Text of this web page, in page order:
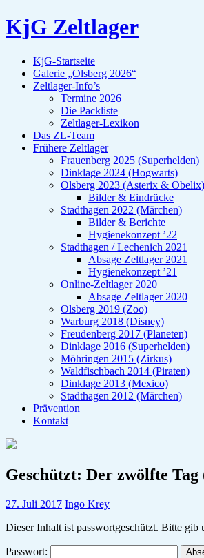
KjG Zeltlager
KjG-Startseite
Galerie „Olsberg 2026“
Zeltlager-Info’s
Termine 2026
Die Packliste
Zeltlager-Lexikon
Das ZL-Team
Frühere Zeltlager
Frauenberg 2025 (Superhelden)
Dinklage 2024 (Hogwarts)
Olsberg 2023 (Asterix & Obelix)
Bilder & Eindrücke
Stadthagen 2022 (Märchen)
Bilder & Berichte
Hygienekonzept ’22
Stadthagen / Lechenich 2021
Absage Zeltlager 2021
Hygienekonzept ’21
Online-Zeltlager 2020
Absage Zeltlager 2020
Olsberg 2019 (Zoo)
Warburg 2018 (Disney)
Freudenberg 2017 (Planeten)
Dinklage 2016 (Superhelden)
Möhringen 2015 (Zirkus)
Waldfischbach 2014 (Piraten)
Dinklage 2013 (Mexico)
Stadthagen 2012 (Märchen)
Prävention
Kontakt
Geschützt: Der zwölfte Tag
27. Juli 2017 Ingo Krey
Dieser Inhalt ist passwortgeschützt. Bitte gib
Passwort: